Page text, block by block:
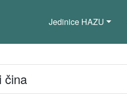
Jedinice HAZU
čina